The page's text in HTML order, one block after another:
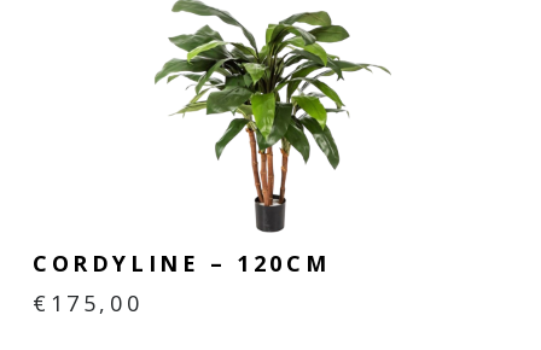
CORDYLINE – 120CM
€ 175,00